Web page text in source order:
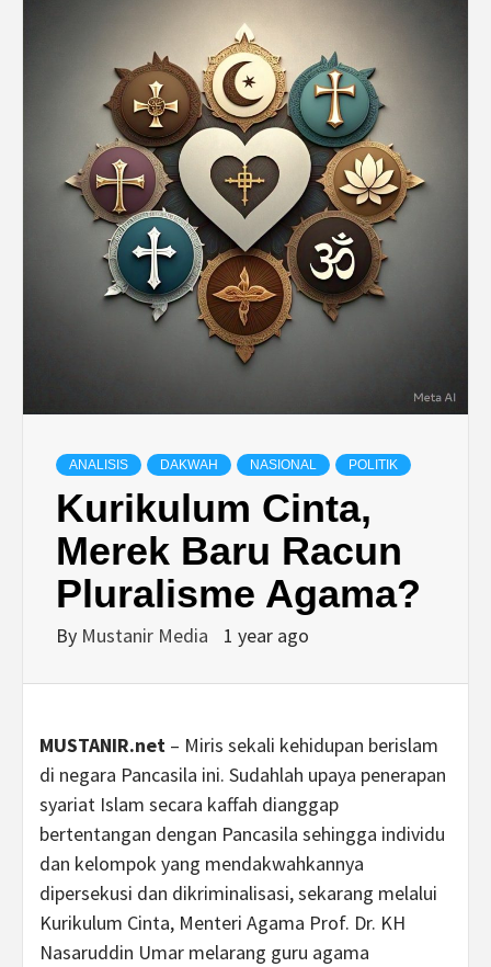
ANALISIS DAKWAH NASIONAL POLITIK
Kurikulum Cinta,
Merek Baru Racun
Pluralisme Agama?
By Mustanir Media 1 year ago
MUSTANIR.net – Miris sekali kehidupan berislam
di negara Pancasila ini. Sudahlah upaya penerapan
syariat Islam secara kaffah dianggap
bertentangan dengan Pancasila sehingga individu
dan kelompok yang mendakwahkannya
dipersekusi dan dikriminalisasi, sekarang melalui
Kurikulum Cinta, Menteri Agama Prof. Dr. KH
Nasaruddin Umar melarang guru agama